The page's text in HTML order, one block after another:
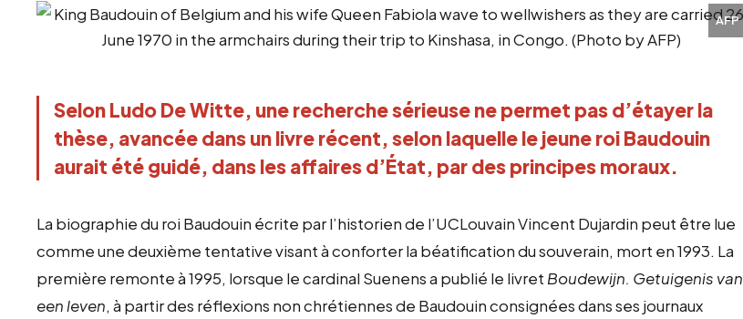
AFP
Selon Ludo De Witte, une recherche sérieuse ne permet pas d’étayer la
thèse, avancée dans un livre récent, selon laquelle le jeune roi Baudouin
aurait été guidé, dans les affaires d’État, par des principes moraux.
La biographie du roi Baudouin écrite par l’historien de l’UCLouvain Vincent Dujardin peut être lue
comme une deuxième tentative visant à conforter la béatification du souverain, mort en 1993. La
première remonte à 1995, lorsque le cardinal Suenens a publié le livret Boudewijn. Getuigenis van
een leven, à partir des réflexions non chrétiennes de Baudouin consignées dans ses journaux